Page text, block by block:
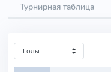
Турнирная таблица